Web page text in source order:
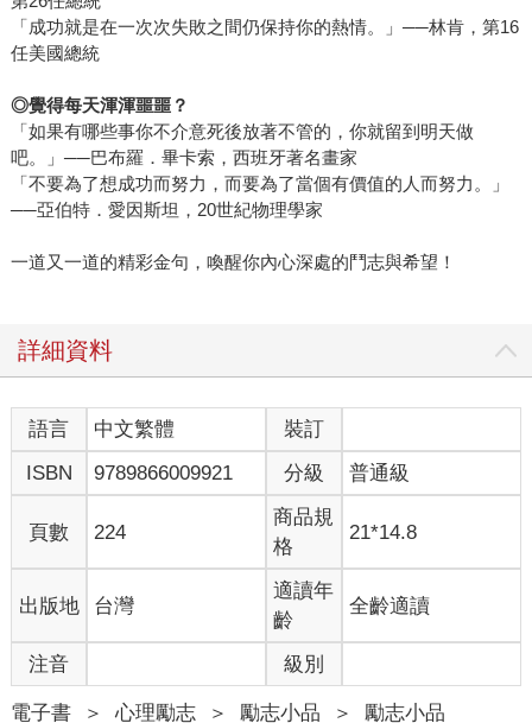
「成功就是在一次次失敗之間仍保持你的熱情。」──林肯，第16
任美國總統
◎覺得每天渾渾噩噩？
「如果有哪些事你不介意死後放著不管的，你就留到明天做
吧。」──巴布羅．畢卡索，西班牙著名畫家
「不要為了想成功而努力，而要為了當個有價值的人而努力。」
──亞伯特．愛因斯坦，20世紀物理學家
一道又一道的精彩金句，喚醒你內心深處的鬥志與希望！
詳細資料
語言 中文繁體
裝訂
ISBN
9789866009921 分級 普通級
頁數 224
商品規
格
21*14.8
出版地 台灣
適讀年
齡
全齡適讀
注音 級別
電子書 ＞ 心理勵志 ＞ 勵志小品 ＞ 勵志小品